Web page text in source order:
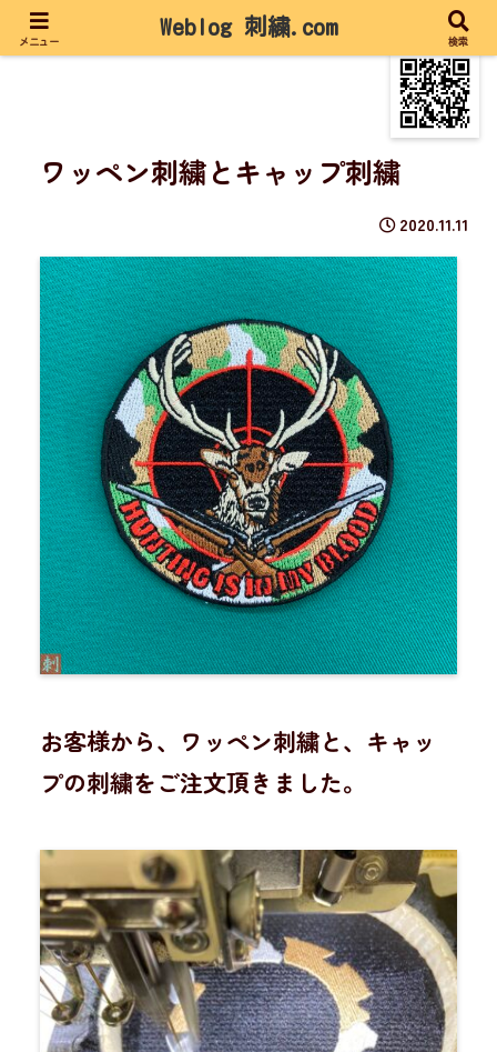
ワッペン刺繍とキャップ刺繍
2020.11.11
お客様から、ワッペン刺繍と、キャッ
プの刺繍をご注文頂きました。
メニュー
Weblog 刺繍.com
検索